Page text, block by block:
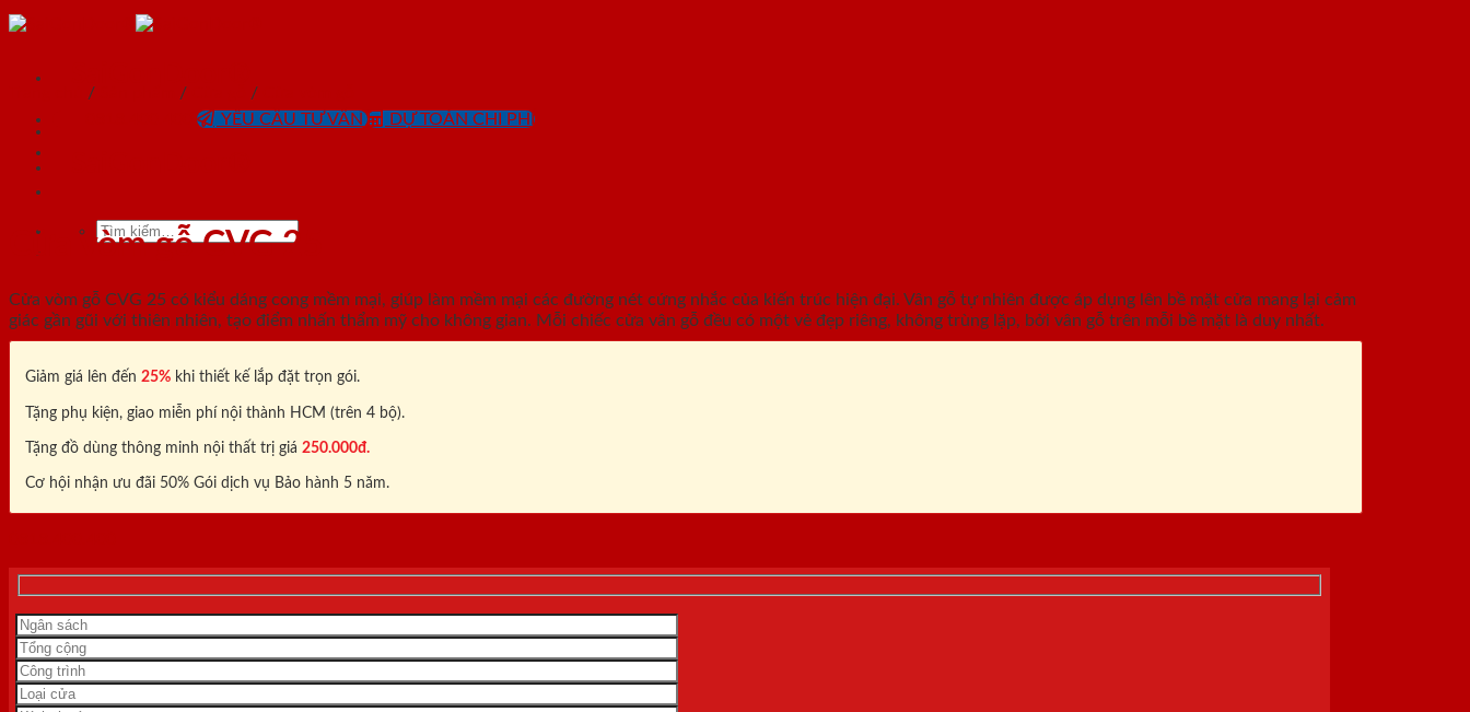
Skip
YÊU CẦU TƯ VẤN DỰ TOÁN CHI PHÍ
Tìm
/ / /
Cửa vòm gỗ CVG 25
Cửa vòm gỗ CVG 25 có kiểu dáng cong mềm mại, giúp làm mềm mại các đường nét cứng nhắc của kiến trúc hiện đại. Vân gỗ tự nhiên được áp dụng lên bề mặt cửa mang lại cảm
giác gần gũi với thiên nhiên, tạo điểm nhấn thẩm mỹ cho không gian. Mỗi chiếc cửa vân gỗ đều có một vẻ đẹp riêng, không trùng lặp, bởi vân gỗ trên mỗi bề mặt là duy nhất.
Giảm giá lên đến 25% khi thiết kế lắp đặt trọn gói.
Tặng phụ kiện, giao miễn phí nội thành HCM (trên 4 bộ).
Tặng đồ dùng thông minh nội thất trị giá 250.000đ.
Cơ hội nhận ưu đãi 50% Gói dịch vụ Bảo hành 5 năm.